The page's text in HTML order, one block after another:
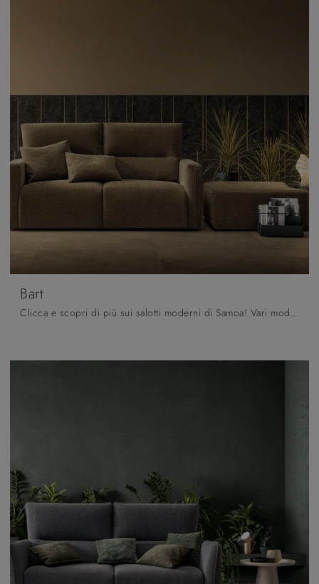
Bart
Clicca e scopri di più sui salotti moderni di Samoa! Vari modelli di divani, come Bart, ti attendono.